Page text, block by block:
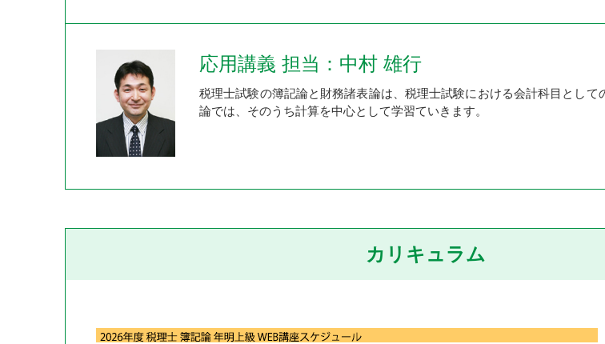
応用講義 担当：中村 雄行
税理士試験の簿記論と財務諸表論は、税理士試験における会計科目として
論では、そのうち計算を中心として学習ていきます。
カリキュラム